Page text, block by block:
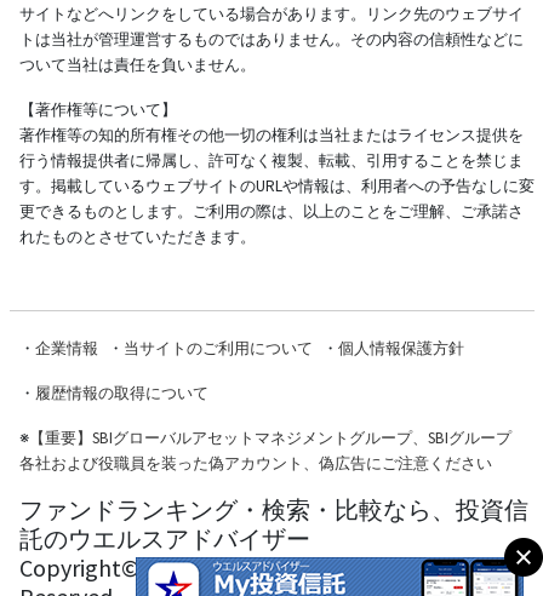
サイトなどへリンクをしている場合があります。リンク先のウェブサイ
トは当社が管理運営するものではありません。その内容の信頼性などに
ついて当社は責任を負いません。
【著作権等について】
著作権等の知的所有権その他一切の権利は当社またはライセンス提供を
行う情報提供者に帰属し、許可なく複製、転載、引用することを禁じま
す。掲載しているウェブサイトのURLや情報は、利用者への予告なしに変
更できるものとします。ご利用の際は、以上のことをご理解、ご承諾さ
れたものとさせていただきます。
・ 企業情報 ・ 当サイトのご利用について ・ 個人情報保護方針
・ 履歴情報の取得について
※【重要】SBIグローバルアセットマネジメントグループ、SBIグループ
各社および役職員を装った偽アカウント、偽広告にご注意ください
ファンドランキング・検索・比較なら、投資信
託のウエルスアドバイザー
Copyright© Wealth Advisor Co., Ltd. All Rights